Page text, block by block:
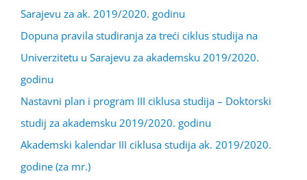
Sarajevu za ak. 2019/2020. godinu
Dopuna pravila studiranja za treći ciklus studija na
Univerzitetu u Sarajevu za akademsku 2019/2020.
godinu
Nastavni plan i program III ciklusa studija – Doktorski
studij za akademsku 2019/2020. godinu
Akademski kalendar III ciklusa studija ak. 2019/2020.
godine (za mr.)